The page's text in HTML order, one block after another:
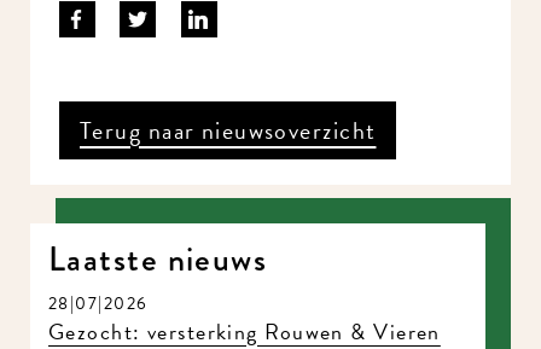
Terug naar nieuwsoverzicht
Laatste nieuws
28|07|2026
Gezocht: versterking Rouwen & Vieren